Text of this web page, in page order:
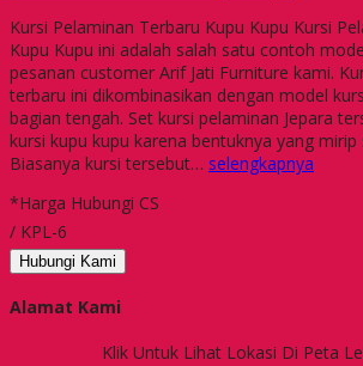
Kursi Pelaminan Terbaru Kupu Kupu Kursi
Kupu Kupu ini adalah salah satu contoh
pesanan customer Arif Jati Furniture kami.
terbaru ini dikombinasikan dengan model
bagian tengah. Set kursi pelaminan Jepara
kursi kupu kupu karena bentuknya yang mirip
Biasanya kursi tersebut… selengkapnya
*Harga Hubungi CS
/ KPL-6
Hubungi Kami
Alamat Kami
Klik Untuk Lihat Lokasi Di Peta